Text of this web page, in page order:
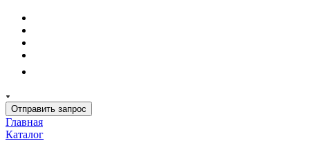
Отправить запрос
Главная
Каталог